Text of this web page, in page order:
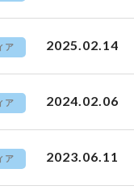
ア 2025.02.14
ア 2024.02.06
ア 2023.06.11